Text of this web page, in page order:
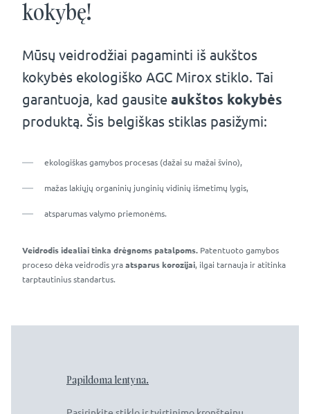
kokybę!
Mūsų veidrodžiai pagaminti iš aukštos
kokybės ekologiško AGC Mirox stiklo. Tai
garantuoja, kad gausite aukštos kokybės
produktą. Šis belgiškas stiklas pasižymi:
ekologiškas gamybos procesas (dažai su mažai švino),
mažas lakiųjų organinių junginių vidinių išmetimų lygis,
atsparumas valymo priemonėms.
Veidrodis idealiai tinka drėgnoms patalpoms. Patentuoto gamybos
proceso dėka veidrodis yra atsparus korozijai, ilgai tarnauja ir atitinka
tarptautinius standartus.
Papildoma lentyna.